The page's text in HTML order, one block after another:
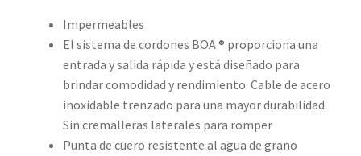
Impermeables
El sistema de cordones BOA ® proporciona una
entrada y salida rápida y está diseñado para
brindar comodidad y rendimiento. Cable de acero
inoxidable trenzado para una mayor durabilidad.
Sin cremalleras laterales para romper
Punta de cuero resistente al agua de grano